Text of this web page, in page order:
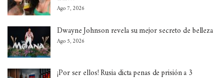
Ago 7, 2026
Dwayne Johnson revela su mejor secreto de belleza
Ago 5, 2026
¡Por ser ellos! Rusia dicta penas de prisión a 3